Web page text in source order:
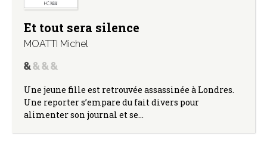
Et tout sera silence
MOATTI Michel
Une jeune fille est retrouvée assassinée à Londres.
Une reporter s’empare du fait divers pour
alimenter son journal et se…